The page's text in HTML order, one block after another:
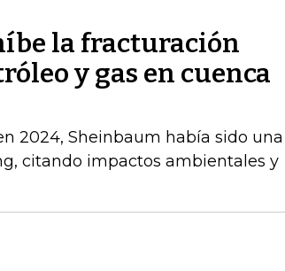
la fracturación
y gas en cuenca
2024, Sheinbaum había sido una
citando impactos ambientales y